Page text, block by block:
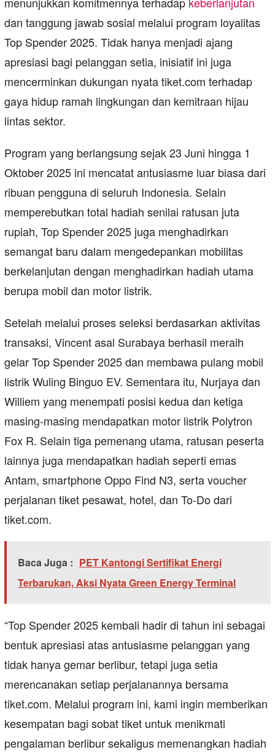
dan tanggung jawab sosial melalui program loyalitas
Top Spender 2025. Tidak hanya menjadi ajang
apresiasi bagi pelanggan setia, inisiatif ini juga
mencerminkan dukungan nyata tiket.com terhadap
gaya hidup ramah lingkungan dan kemitraan hijau
lintas sektor.
Program yang berlangsung sejak 23 Juni hingga 1
Oktober 2025 ini mencatat antusiasme luar biasa dari
ribuan pengguna di seluruh Indonesia. Selain
memperebutkan total hadiah senilai ratusan juta
rupiah, Top Spender 2025 juga menghadirkan
semangat baru dalam mengedepankan mobilitas
berkelanjutan dengan menghadirkan hadiah utama
berupa mobil dan motor listrik.
Setelah melalui proses seleksi berdasarkan aktivitas
transaksi, Vincent asal Surabaya berhasil meraih
gelar Top Spender 2025 dan membawa pulang mobil
listrik Wuling Binguo EV. Sementara itu, Nurjaya dan
Williem yang menempati posisi kedua dan ketiga
masing-masing mendapatkan motor listrik Polytron
Fox R. Selain tiga pemenang utama, ratusan peserta
lainnya juga mendapatkan hadiah seperti emas
Antam, smartphone Oppo Find N3, serta voucher
perjalanan tiket pesawat, hotel, dan To-Do dari
tiket.com.
Baca Juga : PET Kantongi Sertifikat Energi
Terbarukan, Aksi Nyata Green Energy Terminal
“Top Spender 2025 kembali hadir di tahun ini sebagai
bentuk apresiasi atas antusiasme pelanggan yang
tidak hanya gemar berlibur, tetapi juga setia
merencanakan setiap perjalanannya bersama
tiket.com. Melalui program ini, kami ingin memberikan
kesempatan bagi sobat tiket untuk menikmati
pengalaman berlibur sekaligus memenangkan hadiah